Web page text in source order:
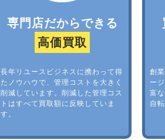
専門店だからできる
高価買取
長年リユースビジネスに携わって得
たノウハウで、管理コストを大きく
削減しています。削減した管理コス
トはすべて買取額に反映していま
す。
創
ー
富
自